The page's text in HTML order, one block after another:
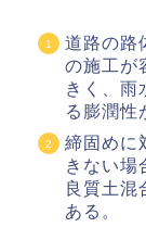
道路の路
の施工が
きく、雨
る膨潤性
締固めに
きない場
良質土混
ある。